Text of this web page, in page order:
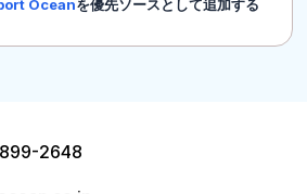
Oceanを優先ソースとして追加する
2648